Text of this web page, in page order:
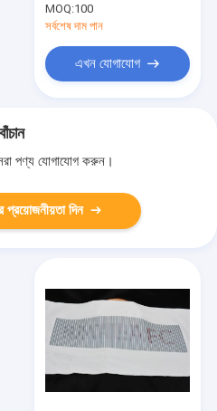
MOQ:100
সর্বশেষ দাম পান
এখন যোগাযোগ
পণ্য যোগাযোগ করুন।
প্রয়োজনীয়তা দিন